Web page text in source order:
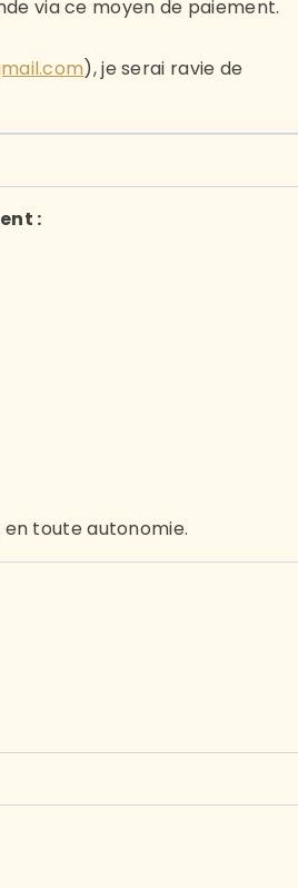
via ce moyen de paiement.
), je serai ravie de
:
toute autonomie.